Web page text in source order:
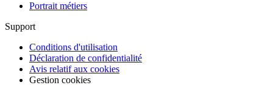
Portrait métiers
Support
Conditions d'utilisation
Déclaration de confidentialité
Avis relatif aux cookies
Gestion cookies